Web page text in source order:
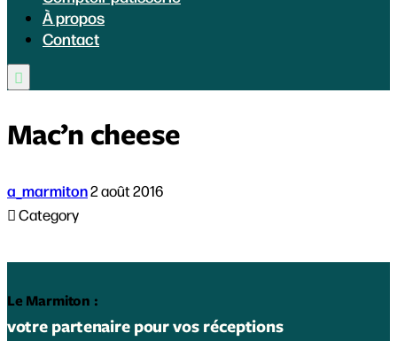
À propos
Contact

Mac’n cheese
a_marmiton2 août 2016
Category
Le Marmiton :
votre partenaire pour vos réceptions